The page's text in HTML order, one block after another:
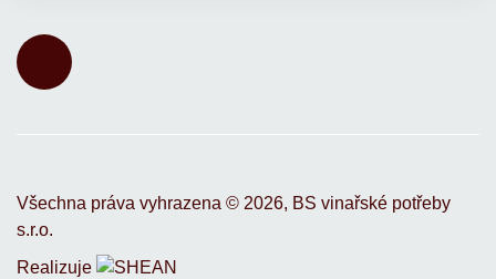
Všechna práva vyhrazena © 2026, BS vinařské potřeby
s.r.o.
Realizuje